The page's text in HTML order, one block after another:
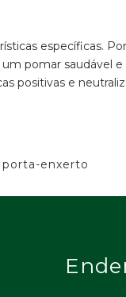
específicas.
pomar saudável
positivas e
porta-enxerto